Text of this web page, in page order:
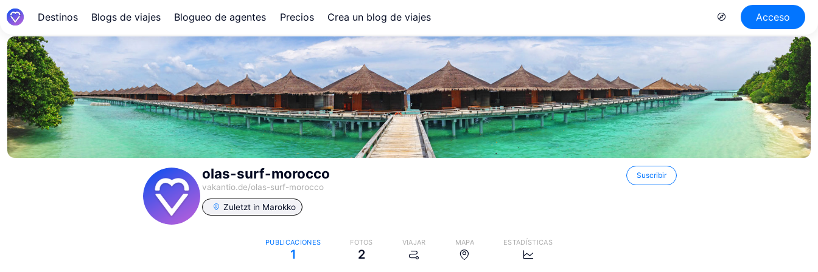
Destinos Blogs de viajes Blogueo de agentes Precios Crea un blog de viajes Acceso
olas-surf-morocco
vakantio.de/olas-surf-morocco
Suscribir
Zuletzt in Marokko
PUBLICACIONES
1
FOTOS
2
VIAJAR MAPA ESTADÍSTICAS